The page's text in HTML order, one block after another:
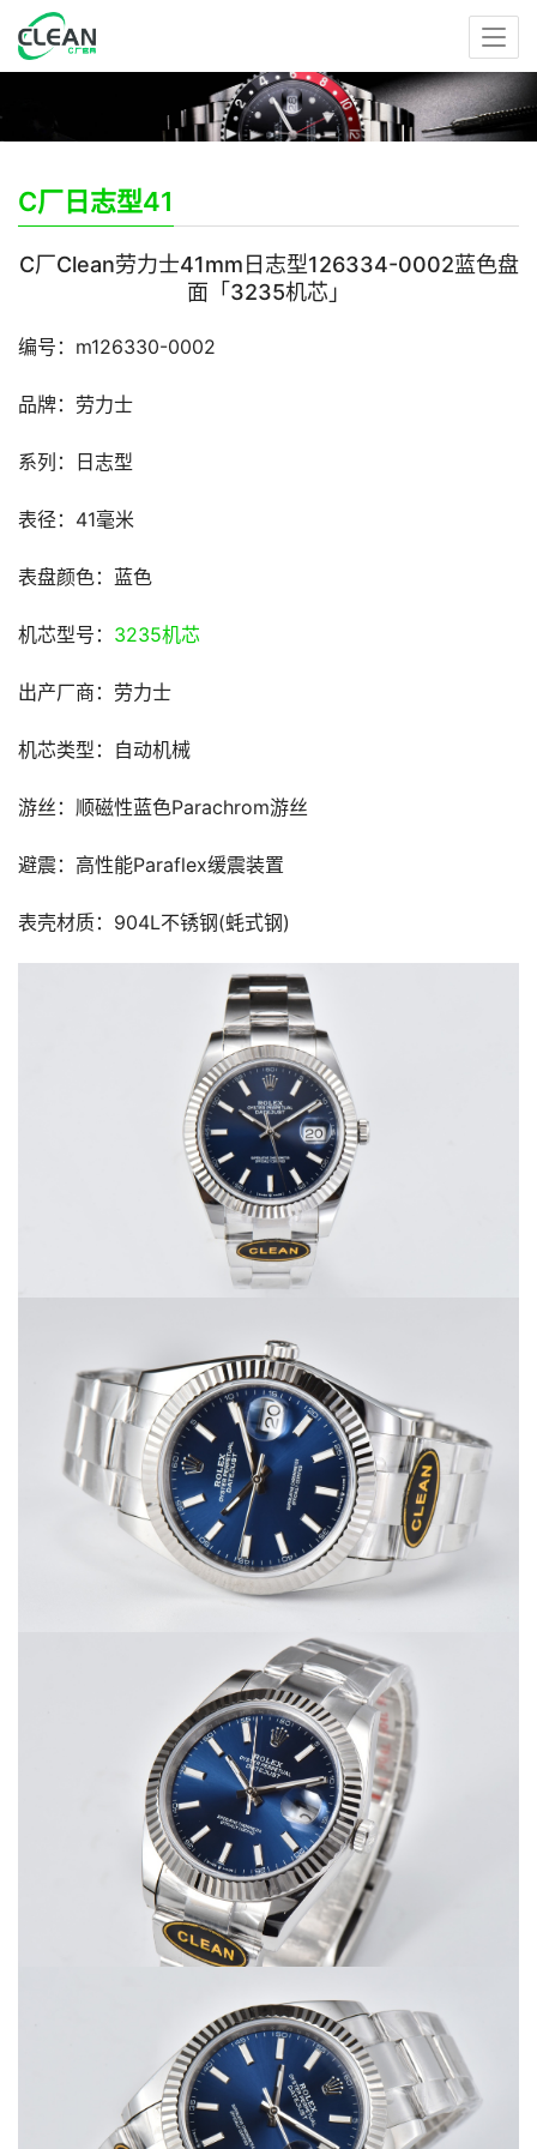
C厂日志型41
C厂Clean劳力士41mm日志型126334-0002蓝色盘
面「3235机芯」
编号：m126330-0002
品牌：劳力士
系列：日志型
表径：41毫米
表盘颜色：蓝色
机芯型号： 3235机芯
出产厂商：劳力士
机芯类型：自动机械
游丝：顺磁性蓝色Parachrom游丝
避震：高性能Paraflex缓震装置
表壳材质：904L不锈钢(蚝式钢)